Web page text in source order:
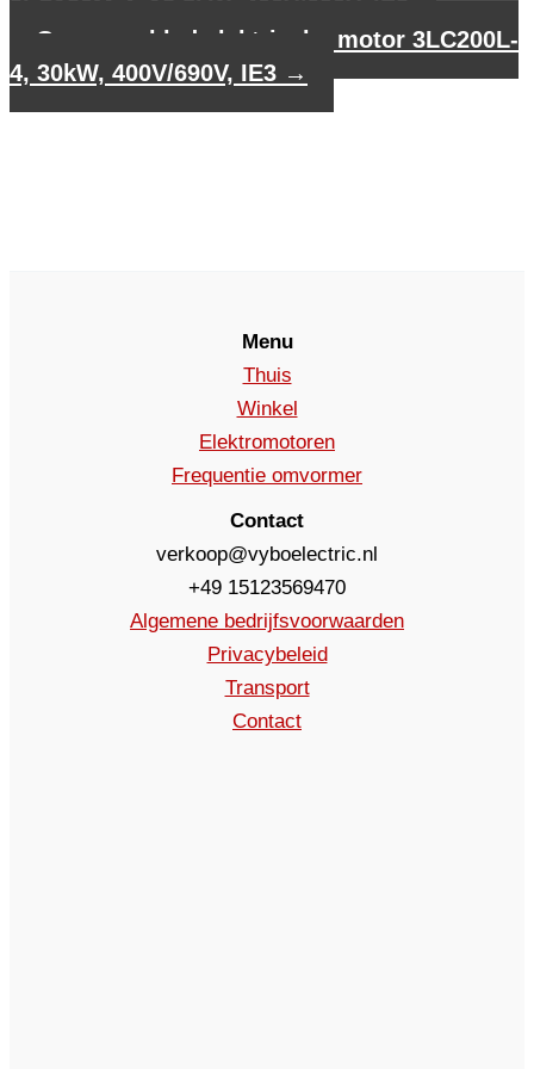
3LC180M-4, 18,5kW, 400V/690V, IE3
Gegevensblad elektrische motor 3LC200L-
4, 30kW, 400V/690V, IE3 →
Menu
Thuis
Winkel
Elektromotoren
Frequentie omvormer
Contact
verkoop@vyboelectric.nl
+49 15123569470
Algemene bedrijfsvoorwaarden
Privacybeleid
Transport
Contact